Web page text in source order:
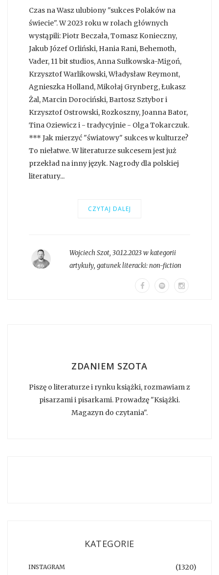
Czas na Wasz ulubiony "sukces Polaków na
świecie". W 2023 roku w rolach głównych
wystąpili: Piotr Beczała, Tomasz Konieczny,
Jakub Józef Orliński, Hania Rani, Behemoth,
Vader, 11 bit studios, Anna Sułkowska-Migoń,
Krzysztof Warlikowski, Władysław Reymont,
Agnieszka Holland, Mikołaj Grynberg, Łukasz
Żal, Marcin Dorociński, Bartosz Sztybor i
Krzysztof Ostrowski, Rozkoszny, Joanna Bator,
Tina Oziewicz i - tradycyjnie - Olga Tokarczuk.
*** Jak mierzyć "światowy" sukces w kulturze?
To niełatwe. W literaturze sukcesem jest już
przekład na inny język. Nagrody dla polskiej
literatury...
CZYTAJ DALEJ
Wojciech Szot, 30.12.2023 w kategorii
artykuły, gatunek literacki:non-fiction
ZDANIEM SZOTA
Piszę o literaturze i rynku książki, rozmawiam z
pisarzami i pisarkami. Prowadzę "Książki.
Magazyn do czytania".
KATEGORIE
INSTAGRAM (1320)